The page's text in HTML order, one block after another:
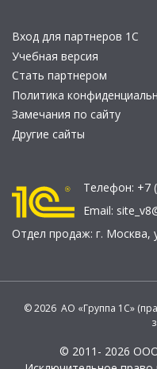
Вход для партнеров 1С
Учебная версия
Стать партнером
Политика
Замечания по сайту
Другие сайты
Телефон: +7
Email:
Отдел продаж: г. Москва,
© 2026 АО «Группа 1С»
© 2011- 2026